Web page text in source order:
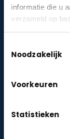
informatie die u
verzameld op
Noodzakelijk
Voorkeuren
Statistieken
VvE-
Maak
Woon ik
Doe de